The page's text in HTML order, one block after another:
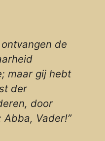
de
maar gij hebt
der
door
Abba, Vader!”